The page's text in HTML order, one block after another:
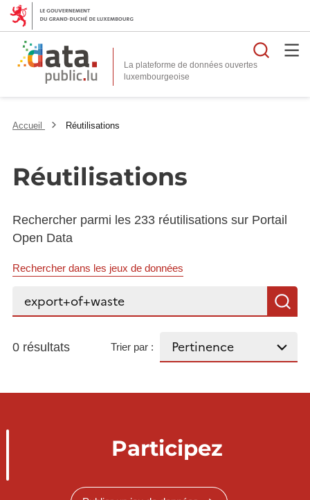
La plateforme de données ouvertes
Accueil Réutilisations
Réutilisations
Rechercher parmi les 233 réutilisations sur Portail
Open Data
Rechercher dans les jeux de données
Rechercher...
0 résultats Trier par :
Participez